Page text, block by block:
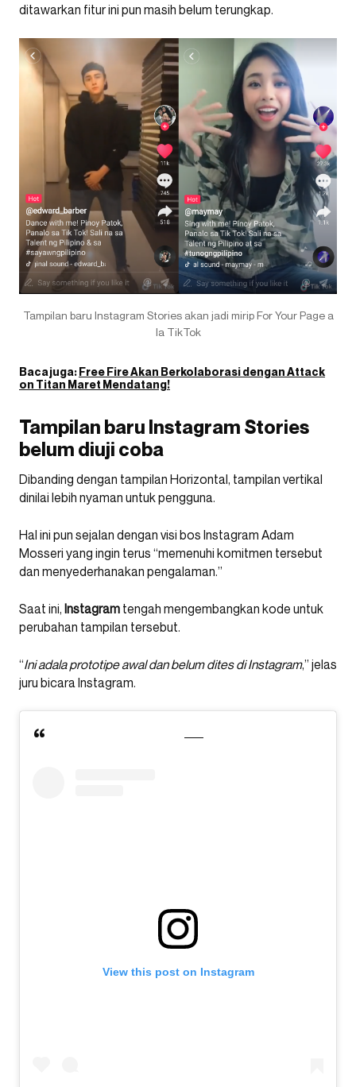
ditawarkan fitur ini pun masih belum terungkap.
Tampilan baru Instagram Stories akan jadi mirip For Your Page a
la TikTok
Baca juga:Free Fire Akan Berkolaborasi dengan Attack
on Titan Maret Mendatang!
Tampilan baru Instagram Stories
belum diuji coba
Dibanding dengan tampilan Horizontal, tampilan vertikal
dinilai lebih nyaman untuk pengguna.
Hal ini pun sejalan dengan visi bos Instagram Adam
Mosseri yang ingin terus “memenuhi komitmen tersebut
dan menyederhanakan pengalaman.”
Saat ini, Instagram tengah mengembangkan kode untuk
perubahan tampilan tersebut.
“Ini adala prototipe awal dan belum dites di Instagram,” jelas
juru bicara Instagram.
View this post on Instagram